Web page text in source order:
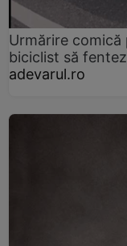
Urmărire comică
biciclist să
adevarul.ro